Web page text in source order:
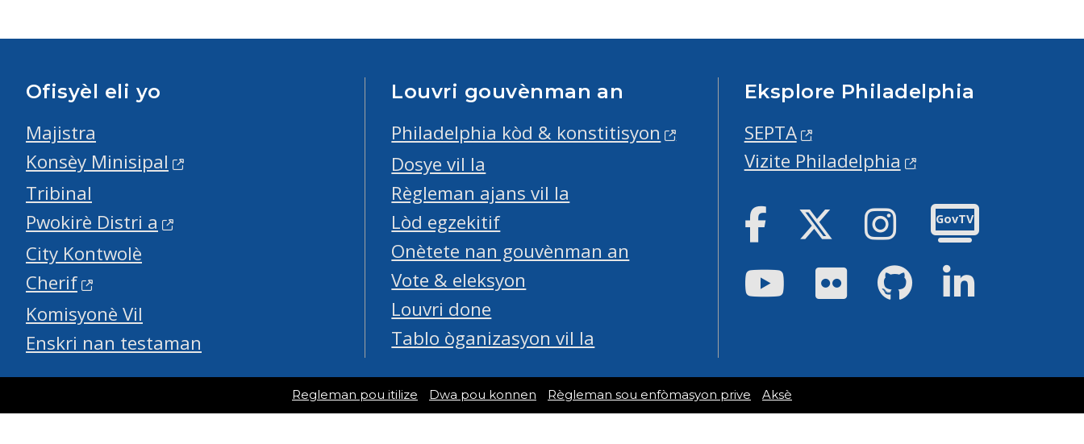
Ofisyèl eli yo
Majistra
Konsèy Minisipal
Tribinal
Pwokirè Distri a
City Kontwolè
Cherif
Komisyonè Vil
Enskri nan testaman
Louvri gouvènman an
Philadelphia kòd & konstitisyon
Dosye vil la
Règleman ajans vil la
Lòd egzekitif
Onètete nan gouvènman an
Vote & eleksyon
Louvri done
Tablo òganizasyon vil la
Eksplore Philadelphia
SEPTA
Vizite Philadelphia
Facebook TwitterInstagram
GovTV
YoutubeFlickr GitHubLinkedIn
Regleman pou itilize Dwa pou konnen Règleman sou enfòmasyon prive Aksè